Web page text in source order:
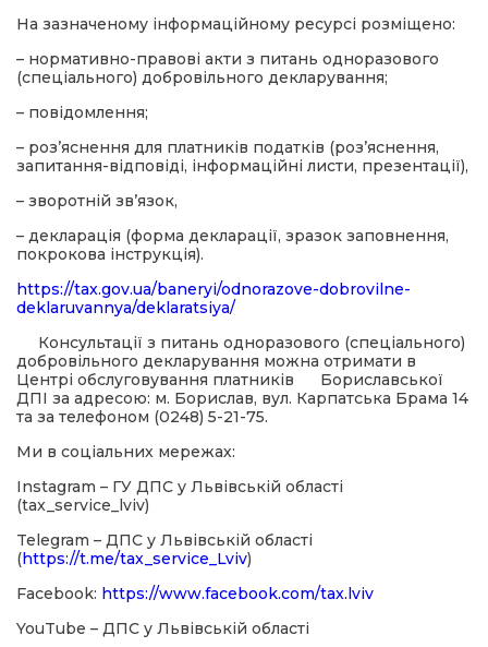
На зазначеному інформаційному ресурсі розміщено:
– нормативно-правові акти з питань одноразового
(спеціального) добровільного декларування;
– повідомлення;
– роз’яснення для платників податків (роз’яснення,
запитання-відповіді, інформаційні листи, презентації),
– зворотній зв’язок,
– декларація (форма декларації, зразок заповнення,
покрокова інструкція).
https://tax.gov.ua/baneryi/odnorazove-dobrovilne-
deklaruvannya/deklaratsiya/
Консультації з питань одноразового (спеціального)
добровільного декларування можна отримати в
Центрі обслуговування платників Бориславської
ДПІ за адресою: м. Борислав, вул. Карпатська Брама 14
та за телефоном (0248) 5-21-75.
Ми в соціальних мережах:
Instagram – ГУ ДПС у Львівській області
(tax_service_lviv)
Telegram – ДПС у Львівській області
(https://t.me/tax_service_Lviv)
Facebook: https://www.facebook.com/tax.lviv
YouTube – ДПС у Львівській області